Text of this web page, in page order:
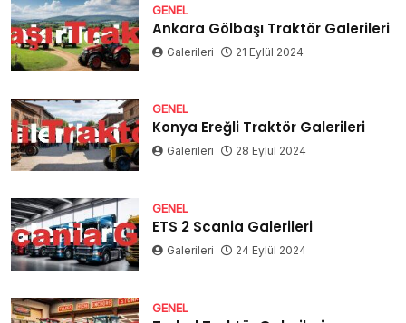
GENEL
Ankara Gölbaşı Traktör Galerileri
Galerileri 21 Eylül 2024
GENEL
Konya Ereğli Traktör Galerileri
Galerileri 28 Eylül 2024
GENEL
ETS 2 Scania Galerileri
Galerileri 24 Eylül 2024
GENEL